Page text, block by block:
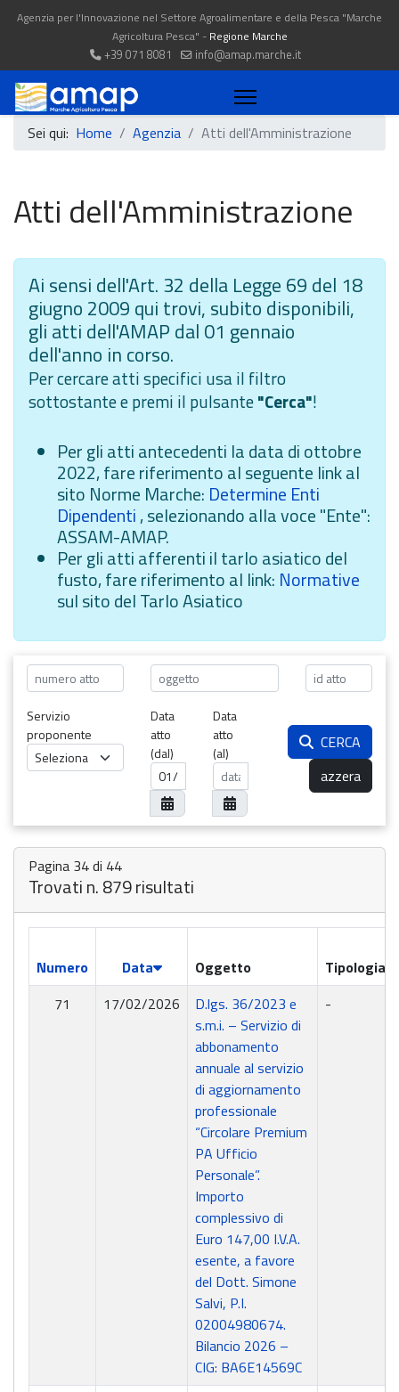
Agenzia per l'Innovazione nel Settore Agroalimentare e della Pesca "Marche
Agricoltura Pesca" - Regione Marche
+39 071 8081
info@amap.marche.it
Sei qui: Home Agenzia Atti dell'Amministrazione
Atti dell'Amministrazione
Ai sensi dell'Art. 32 della Legge 69 del 18
giugno 2009 qui trovi, subito disponibili,
gli atti dell'AMAP dal 01 gennaio
dell'anno in corso.
Per cercare atti specifici usa il filtro
sottostante e premi il pulsante"Cerca"!
Per gli atti antecedenti la data di ottobre
2022, fare riferimento al seguente link al
sito Norme Marche: Determine Enti
Dipendenti, selezionando alla voce "Ente":
ASSAM-AMAP.
Per gli atti afferenti il tarlo asiatico del
fusto, fare riferimento al link: Normative
sul sito del Tarlo Asiatico
Servizio
proponente
Data
atto
(dal)
Data
atto
(al)
CERCA
azzera
Pagina 34 di 44
Trovati n. 879 risultati
Numero Data Oggetto
Tipologia
71
17/02/2026
D.lgs. 36/2023 e
s.m.i. – Servizio di
abbonamento
annuale al servizio
di aggiornamento
professionale
“Circolare Premium
PA Ufficio
Personale”.
Importo
complessivo di
Euro 147,00 I.V.A.
esente, a favore
del Dott. Simone
Salvi, P.I.
02004980674.
Bilancio 2026 –
CIG: BA6E14569C
-